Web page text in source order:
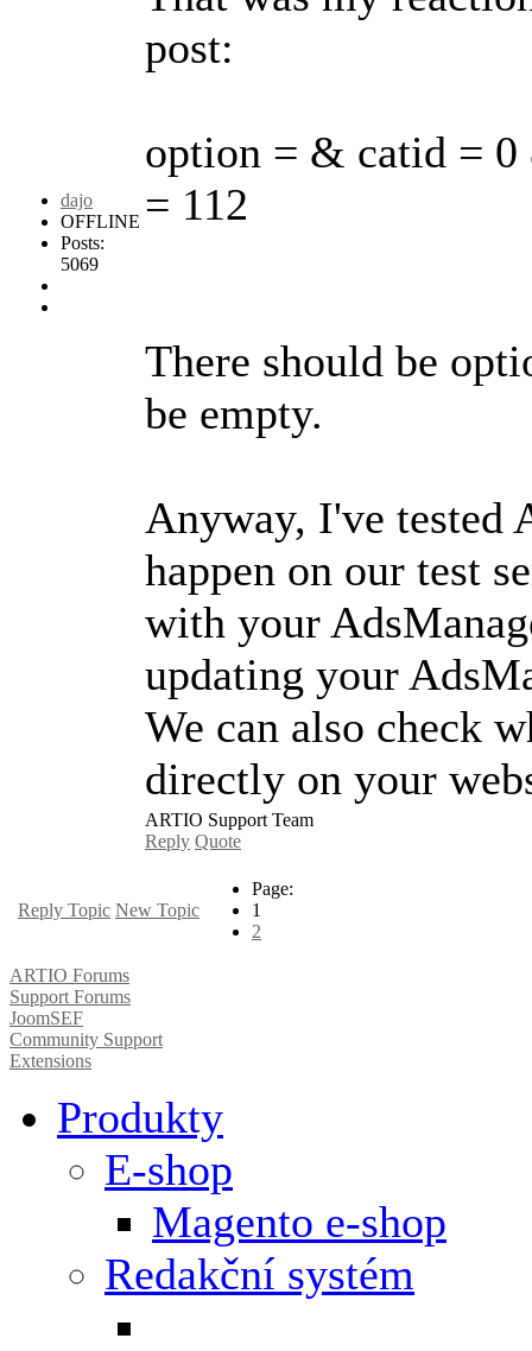
dajo
OFFLINE
Posts:
5069
post:
option = & catid =
= 112
There should be
be empty.
Anyway, I've tested
happen on our test
with your
updating your
We can also check
directly on your
ARTIO Support Team
Reply Quote
Reply Topic New Topic
Page:
1
2
ARTIO Forums
Support Forums
JoomSEF
Community Support
Extensions
Produkty
E-shop
Magento e-shop
Redakční systém